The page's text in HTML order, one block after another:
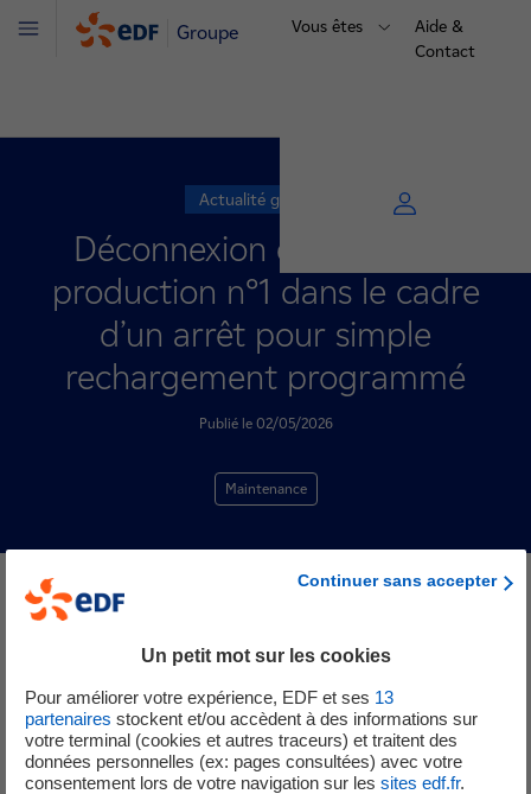
Groupe Vous êtes
Aide &
Contact
Menu
Actualité générale
Déconnexion de l’unité de
production n°1 dans le cadre
d’un arrêt pour simple
rechargement programmé
Publié le 02/05/2026
Maintenance
Dans la nuit du 1er au 2 mai 2026, les équipes de la centrale nucléaire
de Saint-Laurent ont déconnecté l’unité de production n°1 du réseau
électrique national dans le cadre d’un arrêt pour maintenance
programmé visant à renouveler un quart du combustible et effectuer
quelques activités de contrôle et maintenance.
Continuer sans accepter
Un petit mot sur les cookies
Pour améliorer votre expérience, EDF et ses 13
partenaires stockent et/ou accèdent à des informations sur
votre terminal (cookies et autres traceurs) et traitent des
données personnelles (ex: pages consultées) avec votre
consentement lors de votre navigation sur les sites edf.fr.